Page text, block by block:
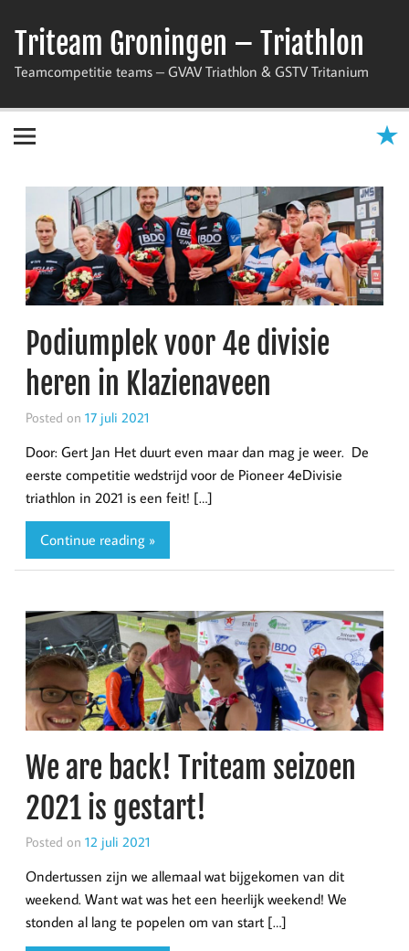
content
Triteam Groningen – Triathlon
Teamcompetitie teams – GVAV Triathlon & GSTV Tritanium
Podiumplek voor 4e divisie
heren in Klazienaveen
Posted on 17 juli 2021
Door: Gert Jan Het duurt even maar dan mag je weer. De
eerste competitie wedstrijd voor de Pioneer 4eDivisie
triathlon in 2021 is een feit! […]
Continue reading »
We are back! Triteam seizoen
2021 is gestart!
Posted on 12 juli 2021
Ondertussen zijn we allemaal wat bijgekomen van dit
weekend. Want wat was het een heerlijk weekend! We
stonden al lang te popelen om van start […]